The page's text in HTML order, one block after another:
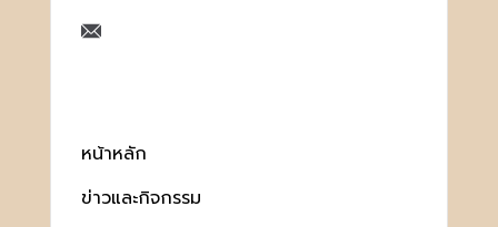
หน้าหลัก
ข่าวและกิจกรรม